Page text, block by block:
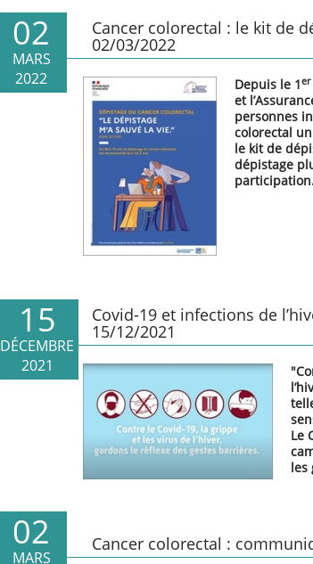
Cancer colorectal : le kit de
02/03/2022
02
MARS
2022
Depuis le 1er
et
personnes
colorectal
le kit de
dépistage
Covid-19 et infections de
15/12/2021
15
DÉCEMBRE
2021
Le
les
Cancer colorectal :
02
MARS